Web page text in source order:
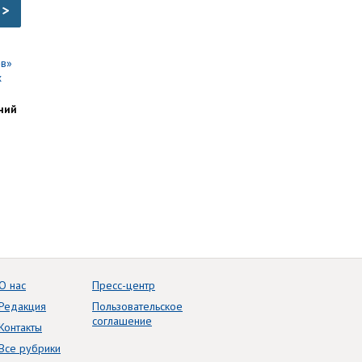
>
нас
рубрики
Пресс-центр
Пользовательское
соглашение